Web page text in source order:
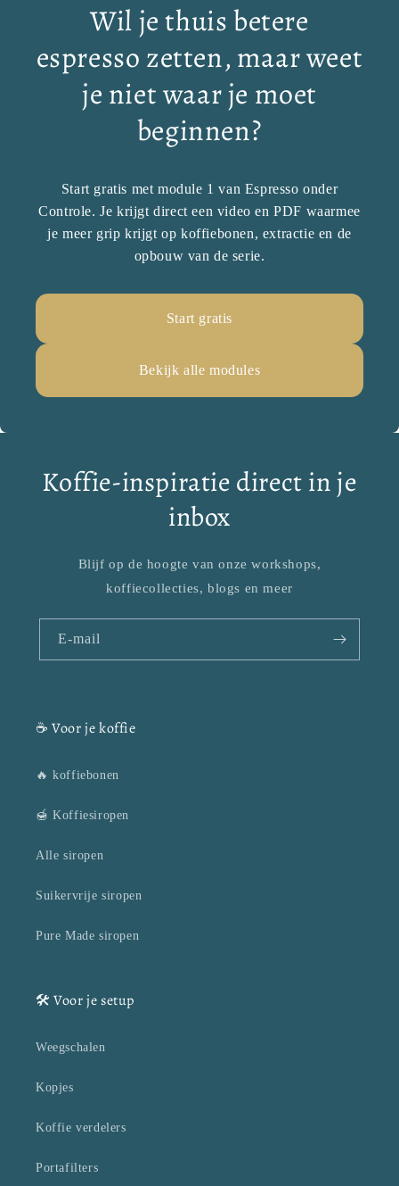
Wil je thuis betere
espresso zetten, maar weet
je niet waar je moet
beginnen?
Start gratis met module 1 van Espresso onder
Controle. Je krijgt direct een video en PDF waarmee
je meer grip krijgt op koffiebonen, extractie en de
opbouw van de serie.
Start gratis
Bekijk alle modules
Koffie-inspiratie direct in je
inbox
Blijf op de hoogte van onze workshops,
koffiecollecties, blogs en meer
E‑mail
☕ Voor je koffie
🔥 koffiebonen
🍯 Koffiesiropen
Alle siropen
Suikervrije siropen
Pure Made siropen
🛠️ Voor je setup
Weegschalen
Kopjes
Koffie verdelers
Portafilters